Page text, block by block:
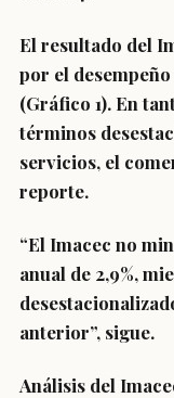
El resultado del
por el
(Gráfico 1). En
términos
servicios, el
reporte.
“El Imacec no
anual de 2,9%,
anterior”, sigue.
Análisis del